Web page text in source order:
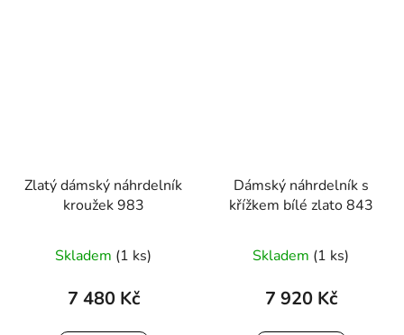
Zlatý dámský náhrdelník
kroužek 983
Skladem (1 ks)
7 480 Kč
Dámský náhrdelník s
křížkem bílé zlato 843
Skladem (1 ks)
7 920 Kč